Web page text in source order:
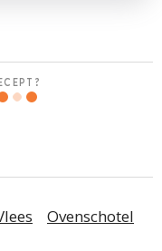
Ovenschotel